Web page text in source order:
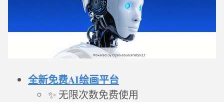
全新免费AI绘画平台
✨ 无限次数免费使用